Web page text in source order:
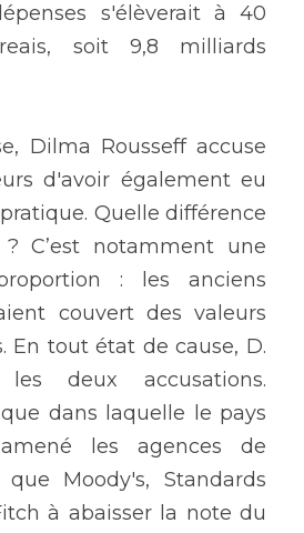
s'élèverait à 40
soit 9,8 milliards
Dilma Rousseff accuse
d'avoir également eu
Quelle différence
C’est notamment une
: les anciens
couvert des valeurs
En tout état de cause, D.
deux accusations.
dans laquelle le pays
les agences de
Moody's, Standards
à abaisser la note du